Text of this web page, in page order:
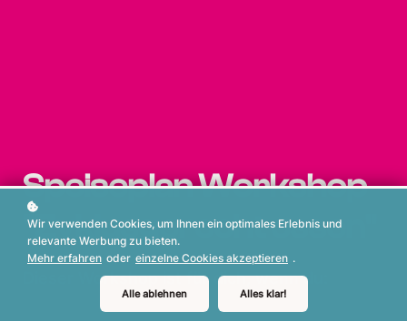
Speiseplan Workshop
"Zyklusgerecht essen"
Dieser Workshop ist für dich, wenn du:
Wir verwenden Cookies, um Ihnen ein optimales Erlebnis und
relevante Werbung zu bieten.
Mehr erfahren oder einzelne Cookies akzeptieren .
Alle ablehnen Alles klar!